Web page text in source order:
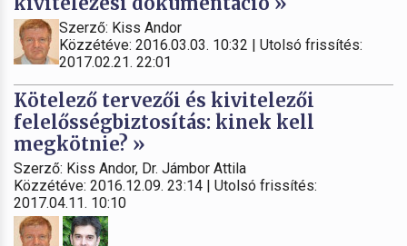
Szerző: Kiss Andor
Közzétéve: 2016.03.03. 10:32 | Utolsó frissítés:
2017.02.21. 22:01
Kötelező tervezői és kivitelezői
felelősségbiztosítás: kinek kell
megkötnie? »
Szerző: Kiss Andor, Dr. Jámbor Attila
Közzétéve: 2016.12.09. 23:14 | Utolsó frissítés:
2017.04.11. 10:10